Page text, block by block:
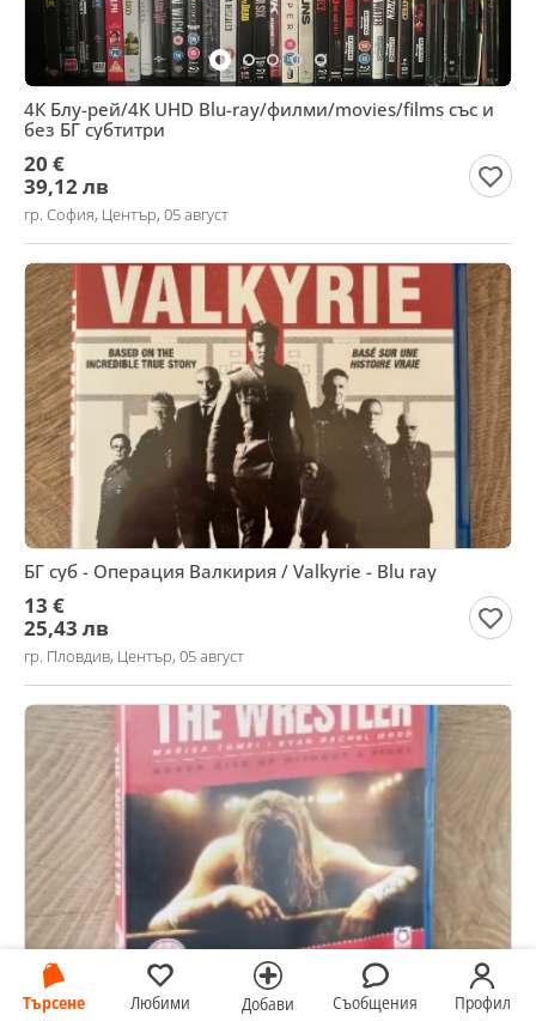
Търсене Любими Добави Съобщения Профил
4К Блу-рей/4K UHD Blu-ray/филми/movies/films със и
без БГ субтитри
20 €
39,12 лв
гр. София, Център, 05 август
БГ суб - Операция Валкирия / Valkyrie - Blu ray
13 €
25,43 лв
гр. Пловдив, Център, 05 август
Blu-ray THE WRESTLER